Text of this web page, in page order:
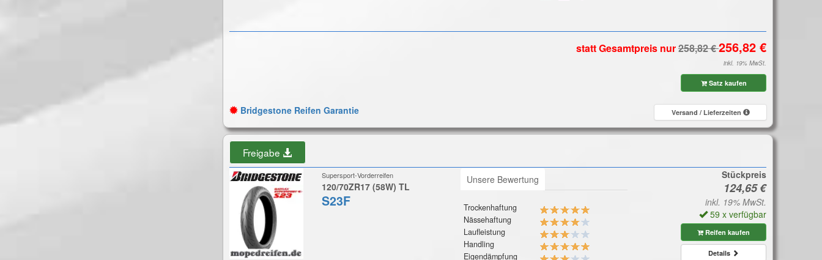
statt Gesamtpreis nur
inkl. 19% MwSt.
Satz kaufen
Bridgestone Reifen Garantie Versand / Lieferzeiten
Freigabe
Supersport-Vorderreifen
120/70ZR17 (58W) TL
S23F
Unsere Bewertung
Trockenhaftung
Nässehaftung
Laufleistung
Handling
Eigendämpfung
Stückpreis
inkl. 19% MwSt.
59 x verfügbar
Reifen kaufen
Details